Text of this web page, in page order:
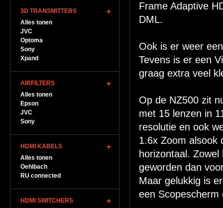
3D TRANSMITTERS
Alles tonen
JVC
Optoma
Sony
Xpand
AIRFILTERS
Alles tonen
Epson
JVC
Sony
HDMI KABELS
Alles tonen
Oehlbach
RU connected
HDMI SWITCHERS
Frame Adaptive
DML.
Ook is er weer
Tevens is er een
graag extra veel
Op de NZ500 zit
met 15 lenzen in
resolutie en ook
1.6x Zoom alsook
horizontaal.
geworden dan
Maar gelukkig is
een